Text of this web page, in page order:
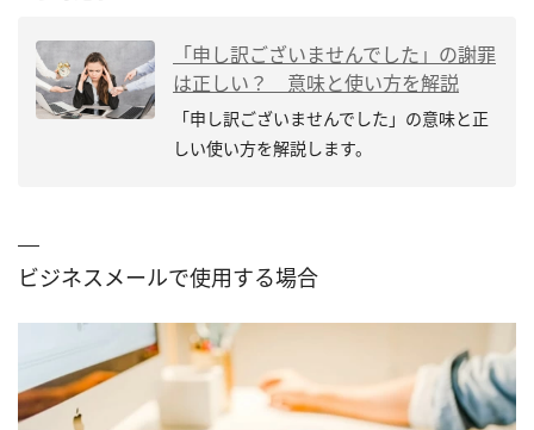
「申し訳ございませんでした」の謝罪
は正しい？ 意味と使い方を解説
「申し訳ございませんでした」の意味と正
しい使い方を解説します。
ビジネスメールで使用する場合